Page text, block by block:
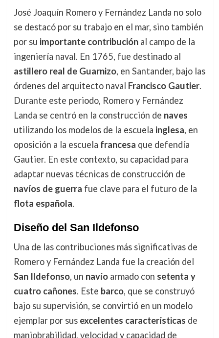
José Joaquín Romero y Fernández Landa no solo
se destacó por su trabajo en el mar, sino también
por su importante contribuciónal campo de la
ingeniería naval. En 1765, fue destinado al
astillero real de Guarnizo, en Santander, bajo las
órdenes del arquitecto naval Francisco Gautier.
Durante este periodo, Romero y Fernández
Landa se centró en la construcción de naves
utilizando los modelos de la escuela inglesa, en
oposición a la escuela francesa que defendía
Gautier. En este contexto, su capacidad para
adaptar nuevas técnicas de construcción de
navíos de guerra fue clave para el futuro de la
flota española.
Diseño del San Ildefonso
Una de las contribuciones más significativas de
Romero y Fernández Landa fue la creación del
San Ildefonso, un navíoarmado con setenta y
cuatro cañones. Este barco, que se construyó
bajo su supervisión, se convirtió en un modelo
ejemplar por sus excelentes características de
maniobrabilidad, velocidad y capacidad de